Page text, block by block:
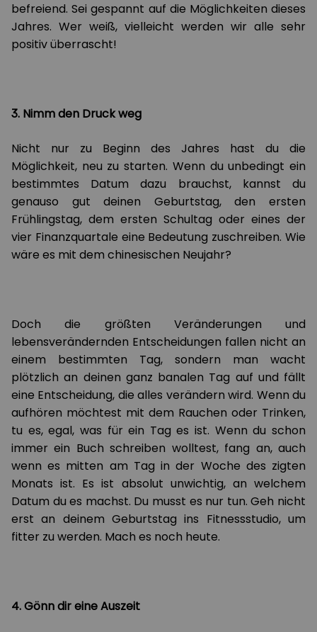
befreiend. Sei gespannt auf die Möglichkeiten dieses
Jahres. Wer weiß, vielleicht werden wir alle sehr
positiv überrascht!
3. Nimm den Druck weg
Nicht nur zu Beginn des Jahres hast du die
Möglichkeit, neu zu starten. Wenn du unbedingt ein
bestimmtes Datum dazu brauchst, kannst du
genauso gut deinen Geburtstag, den ersten
Frühlingstag, dem ersten Schultag oder eines der
vier Finanzquartale eine Bedeutung zuschreiben. Wie
wäre es mit dem chinesischen Neujahr?
Doch die größten Veränderungen und
lebensverändernden Entscheidungen fallen nicht an
einem bestimmten Tag, sondern man wacht
plötzlich an deinen ganz banalen Tag auf und fällt
eine Entscheidung, die alles verändern wird. Wenn du
aufhören möchtest mit dem Rauchen oder Trinken,
tu es, egal, was für ein Tag es ist. Wenn du schon
immer ein Buch schreiben wolltest, fang an, auch
wenn es mitten am Tag in der Woche des zigten
Monats ist. Es ist absolut unwichtig, an welchem
Datum du es machst. Du musst es nur tun. Geh nicht
erst an deinem Geburtstag ins Fitnessstudio, um
fitter zu werden. Mach es noch heute.
4. Gönn dir eine Auszeit